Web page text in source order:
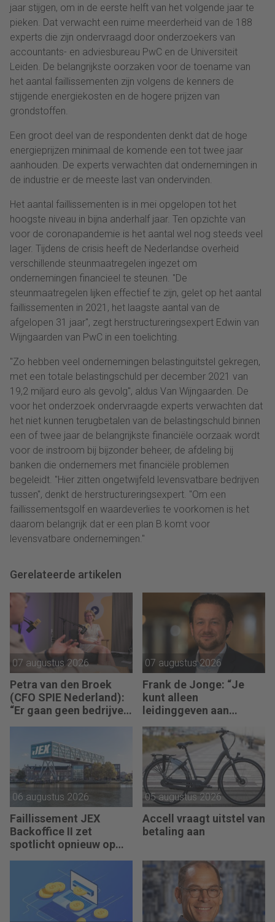
jaar stijgen, om in de eerste helft van het volgende jaar te
pieken. Dat verwacht een ruime meerderheid van de 188
experts die zijn ondervraagd door onderzoekers van
accountants- en adviesbureau PwC en de Universiteit
Leiden. De belangrijkste oorzaken voor de toename van
het aantal faillissementen zijn volgens de kenners de
stijgende energiekosten en de hogere prijzen van
grondstoffen.
Een groot deel van de respondenten denkt dat de hoge
energieprijzen minimaal de komende een tot twee jaar
aanhouden. De experts verwachten dat ondernemingen in
de industrie er de meeste last van ondervinden.
Het aantal faillissementen is in mei opgelopen tot het
hoogste niveau in bijna anderhalf jaar. Ten opzichte van
voor de coronapandemie is het aantal wel nog steeds veel
lager. Tijdens de crisis heeft de Nederlandse overheid
verschillende steunmaatregelen ingezet om
ondernemingen financieel te steunen. "De
steunmaatregelen lijken effectief te zijn, gelet op het aantal
faillissementen in 2021, het laagste aantal van de
afgelopen 31 jaar", zegt herstructureringsexpert Edwin van
Wijngaarden van PwC in een toelichting.
"Zo hebben veel ondernemingen belastinguitstel gekregen,
met een totale belastingschuld per december 2021 van
19,2 miljard euro als gevolg", aldus Van Wijngaarden. De
voor het onderzoek ondervraagde experts verwachten dat
het niet kunnen terugbetalen van de belastingschuld binnen
een of twee jaar de belangrijkste financiële oorzaak wordt
voor de instroom bij bijzonder beheer, de afdeling bij
banken die ondernemers met financiële problemen
begeleidt. "Hier zitten ongetwijfeld levensvatbare bedrijven
tussen", denkt de herstructureringsexpert. "Om een
faillissementsgolf en waardeverlies te voorkomen is het
daarom belangrijk dat er een plan B komt voor
levensvatbare ondernemingen."
Gerelateerde artikelen
07 augustus 2026
Petra van den Broek
(CFO SPIE Nederland):
“Er gaan geen bedrijven
07 augustus 2026
Frank de Jonge: “Je
kunt alleen
leidinggeven aan
kunt geven aan jezelf.”
06 augustus 2026
Faillissement JEX
Backoffice II zet
spotlicht opnieuw op
05 augustus 2026
Accell vraagt uitstel van
betaling aan